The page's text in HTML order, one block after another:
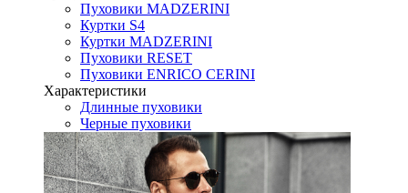
Пуховики MADZERINI
Куртки S4
Куртки MADZERINI
Пуховики RESET
Пуховики ENRICO CERINI
Характеристики
Длинные пуховики
Черные пуховики